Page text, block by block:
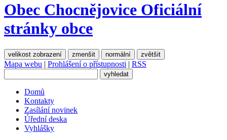
Obec Chocnějovice Oficiální
stránky obce
velikost zobrazení zmenšit normální zvětšit
Mapa webu | Prohlášení o přístupnosti | RSS
Domů
Kontakty
Zasílání novinek
Úřední deska
Vyhlášky